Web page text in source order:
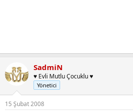
SadmiN
♥ Evli Mutlu Çocuklu ♥
Yönetici
15 Şubat 2008